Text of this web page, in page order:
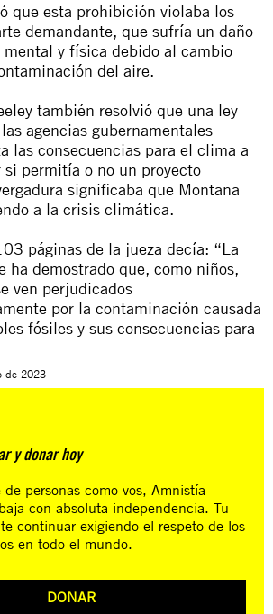
que esta prohibición violaba los
demandante, que sufría un daño
mental y física debido al cambio
del aire.
también resolvió que una ley
agencias gubernamentales
las consecuencias para el clima a
permitía o no un proyecto
significaba que Montana
a la crisis climática.
páginas de la jueza decía: “La
ha demostrado que, como niños,
ven perjudicados
por la contaminación causada
fósiles y sus consecuencias para
de 2023
y donar hoy
personas como vos, Amnistía
con absoluta independencia. Tu
continuar exigiendo el respeto de los
en todo el mundo.
DONAR